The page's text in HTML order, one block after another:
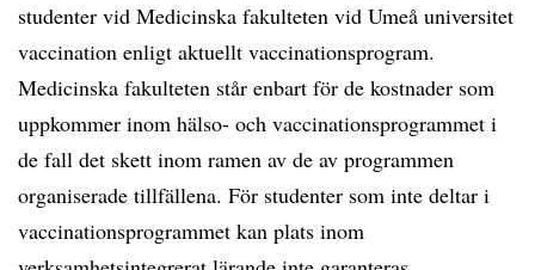
studenter vid Medicinska fakulteten vid Umeå universitet
vaccination enligt aktuellt vaccinationsprogram.
Medicinska fakulteten står enbart för de kostnader som
uppkommer inom hälso- och vaccinationsprogrammet i
de fall det skett inom ramen av de av programmen
organiserade tillfällena. För studenter som inte deltar i
vaccinationsprogrammet kan plats inom